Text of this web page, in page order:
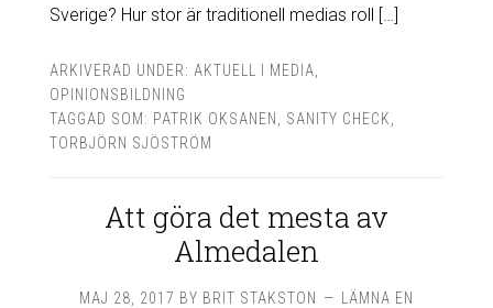
Sverige? Hur stor är traditionell medias roll […]
ARKIVERAD UNDER: AKTUELL I MEDIA
OPINIONSBILDNING
TAGGAD SOM: PATRIK OKSANEN SANITY CHECK
TORBJÖRN SJÖSTRÖM
Att göra det mesta av
Almedalen
MAJ 28, 2017 BY BRIT STAKSTON
LÄMNA EN